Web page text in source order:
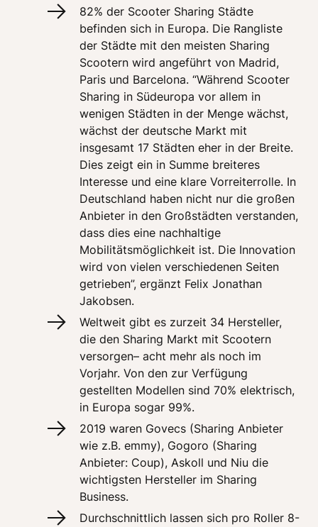
82% der Scooter Sharing Städte
befinden sich in Europa. Die Rangliste
der Städte mit den meisten Sharing
Scootern wird angeführt von Madrid,
Paris und Barcelona. “Während Scooter
Sharing in Südeuropa vor allem in
wenigen Städten in der Menge wächst,
wächst der deutsche Markt mit
insgesamt 17 Städten eher in der Breite.
Dies zeigt ein in Summe breiteres
Interesse und eine klare Vorreiterrolle. In
Deutschland haben nicht nur die großen
Anbieter in den Großstädten verstanden,
dass dies eine nachhaltige
Mobilitätsmöglichkeit ist. Die Innovation
wird von vielen verschiedenen Seiten
getrieben”, ergänzt Felix Jonathan
Jakobsen.
Weltweit gibt es zurzeit 34 Hersteller,
die den Sharing Markt mit Scootern
versorgen– acht mehr als noch im
Vorjahr. Von den zur Verfügung
gestellten Modellen sind 70% elektrisch,
in Europa sogar 99%.
2019 waren Govecs (Sharing Anbieter
wie z.B. emmy), Gogoro (Sharing
Anbieter: Coup), Askoll und Niu die
wichtigsten Hersteller im Sharing
Business.
Durchschnittlich lassen sich pro Roller 8-